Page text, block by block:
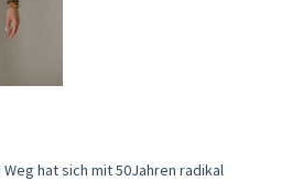
Weg hat sich mit 50Jahren radikal